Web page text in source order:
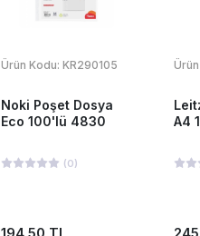
Ürün Kodu: KR290105
Noki Poşet Dosya
Eco 100'lü 4830
(0)
A4